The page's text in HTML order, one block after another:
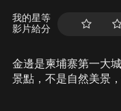
我的星等
影片給分
金邊是柬埔寨第一大
景點，不是自然美景